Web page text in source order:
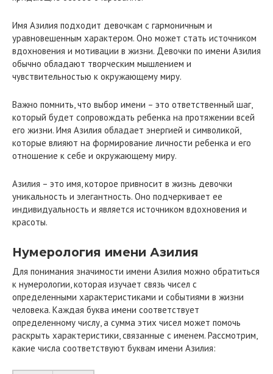
Имя Азилия подходит девочкам с гармоничным и
уравновешенным характером. Оно может стать источником
вдохновения и мотивации в жизни. Девочки по имени Азилия
обычно обладают творческим мышлением и
чувствительностью к окружающему миру.
Важно помнить, что выбор имени – это ответственный шаг,
который будет сопровождать ребенка на протяжении всей
его жизни. Имя Азилия обладает энергией и символикой,
которые влияют на формирование личности ребенка и его
отношение к себе и окружающему миру.
Азилия – это имя, которое привносит в жизнь девочки
уникальность и элегантность. Оно подчеркивает ее
индивидуальность и является источником вдохновения и
красоты.
Нумерология имени Азилия
Для понимания значимости имени Азилия можно обратиться
к нумерологии, которая изучает связь чисел с
определенными характеристиками и событиями в жизни
человека. Каждая буква имени соответствует
определенному числу, а сумма этих чисел может помочь
раскрыть характеристики, связанные с именем. Рассмотрим,
какие числа соответствуют буквам имени Азилия: